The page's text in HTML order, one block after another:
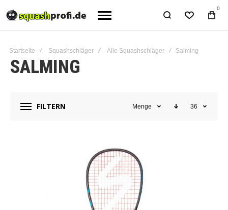
0
Startseite Squashschläger Alle Squashschläger Salming
SALMING
FILTERN Menge 36